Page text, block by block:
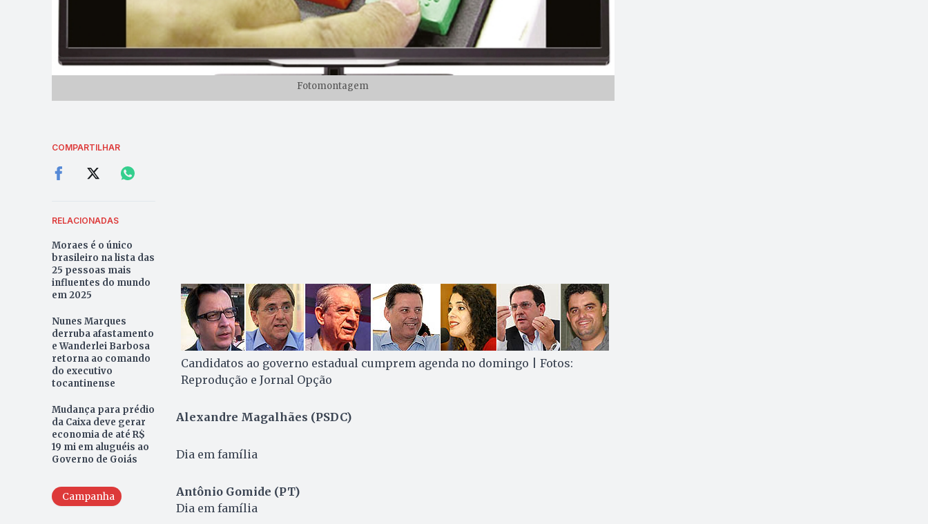
Fotomontagem
COMPARTILHAR
RELACIONADAS
Moraes é o único
brasileiro na lista das
25 pessoas mais
influentes do mundo
em 2025
Nunes Marques
derruba afastamento
e Wanderlei Barbosa
retorna ao comando
do executivo
tocantinense
Mudança para prédio
da Caixa deve gerar
economia de até R$
19 mi em aluguéis ao
Governo de Goiás
Campanha
Candidatos ao governo estadual cumprem agenda no domingo | Fotos:
Reprodução e Jornal Opção
Alexandre Magalhães (PSDC)
Dia em família
Antônio Gomide (PT)
Dia em família